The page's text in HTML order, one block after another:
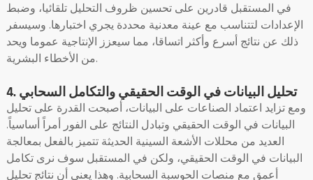
في المستقبل قادرين على تحسين ظروف التحليل تلقائيا، وضبط
الإعدادات لتتناسب مع عينة معدنية محددة يجري اختبارها. وسيسفر
ذلك عن نتائج أسرع وأكثر اتساقا، مما سيعزز الإنتاجية عموما ويحد
من الأخطاء البشرية.
4. تحليل البيانات في الوقت الحقيقي والتكامل السحابي
ومع تزايد اعتماد الصناعات على البيانات، أصبحت القدرة على تحليل
البيانات في الوقت الحقيقي وتبادل النتائج على الفور أمراً أساسياً.
العديد من محللات الأشعة السينية الحديثة تتميز بالفعل بمعالجة
البيانات في الوقت الحقيقي، ولكن في المستقبل سوف نرى تكامل
أعمق مع منصات الحوسبة السحابية. وهذا يعني أن نتائج تحليل